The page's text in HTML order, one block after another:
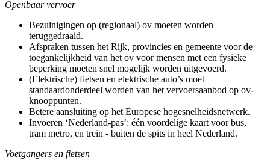
Openbaar vervoer
Bezuinigingen op (regionaal) ov moeten worden
teruggedraaid.
Afspraken tussen het Rijk, provincies en gemeente voor de
toegankelijkheid van het ov voor mensen met een fysieke
beperking moeten snel mogelijk worden uitgevoerd.
(Elektrische) fietsen en elektrische auto’s moet
standaardonderdeel worden van het vervoersaanbod op ov-
knooppunten.
Betere aansluiting op het Europese hogesnelheidsnetwerk.
Invoeren ‘Nederland-pas’: één voordelige kaart voor bus,
tram metro, en trein - buiten de spits in heel Nederland.
Voetgangers en fietsen